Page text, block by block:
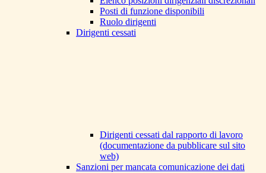
Posti di funzione disponibili
Ruolo dirigenti
Dirigenti cessati
Dirigenti cessati dal rapporto di lavoro
(documentazione da pubblicare sul sito
web)
Sanzioni per mancata comunicazione dei dati